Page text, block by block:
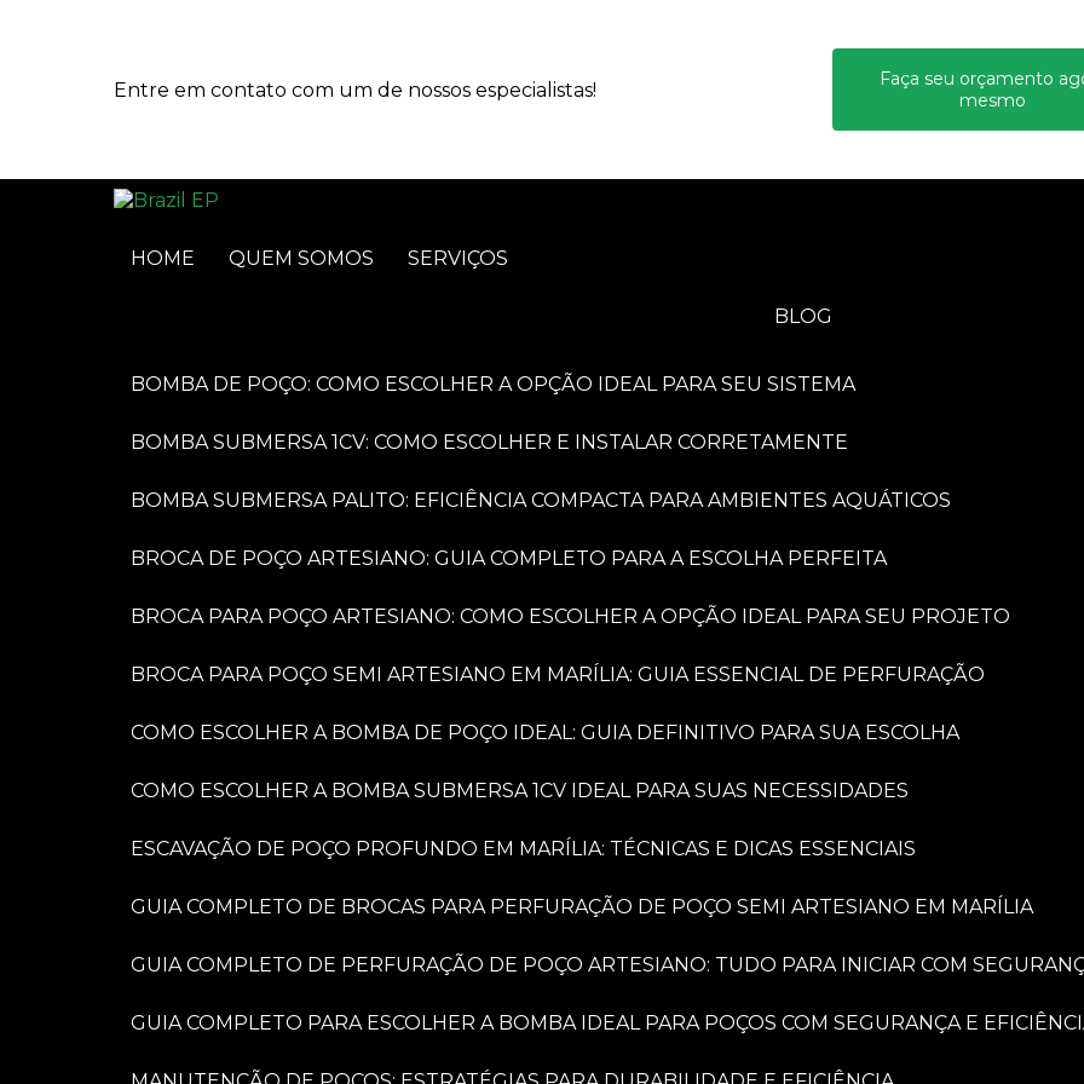
Entre em contato com um de nossos especialistas!
Faça seu orçamento
mesmo
HOME QUEM SOMOS SERVIÇOS
BLOG
BOMBA DE POÇO: COMO ESCOLHER A OPÇÃO IDEAL PARA SEU SISTEMA
BOMBA SUBMERSA 1CV: COMO ESCOLHER E INSTALAR CORRETAMENTE
BOMBA SUBMERSA PALITO: EFICIÊNCIA COMPACTA PARA AMBIENTES AQUÁTICOS
BROCA DE POÇO ARTESIANO: GUIA COMPLETO PARA A ESCOLHA PERFEITA
BROCA PARA POÇO ARTESIANO: COMO ESCOLHER A OPÇÃO IDEAL PARA SEU PROJETO
BROCA PARA POÇO SEMI ARTESIANO EM MARÍLIA: GUIA ESSENCIAL DE PERFURAÇÃO
COMO ESCOLHER A BOMBA DE POÇO IDEAL: GUIA DEFINITIVO PARA SUA ESCOLHA
COMO ESCOLHER A BOMBA SUBMERSA 1CV IDEAL PARA SUAS NECESSIDADES
ESCAVAÇÃO DE POÇO PROFUNDO EM MARÍLIA: TÉCNICAS E DICAS ESSENCIAIS
GUIA COMPLETO DE BROCAS PARA PERFURAÇÃO DE POÇO SEMI ARTESIANO EM MARÍLIA
GUIA COMPLETO DE PERFURAÇÃO DE POÇO ARTESIANO: TUDO PARA INICIAR COM
GUIA COMPLETO PARA ESCOLHER A BOMBA IDEAL PARA POÇOS COM SEGURANÇA E